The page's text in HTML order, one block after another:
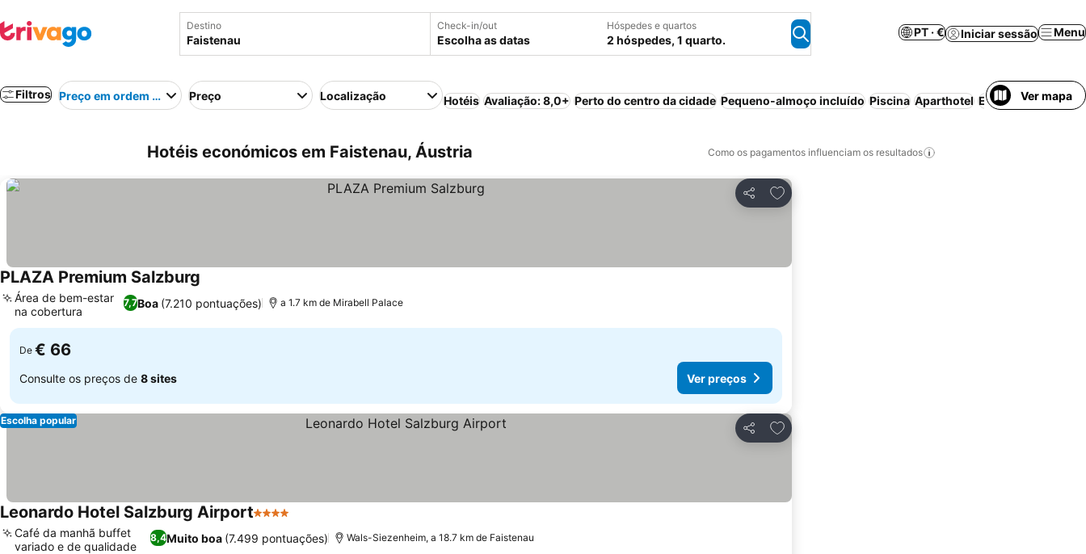
Destino Check-in/out
Escolha as datas
Hóspedes e quartos
2 hóspedes, 1 quarto.
PT · € Iniciar sessão Menu
Filtros Preço em ordem crescentePreço Localização Hotéis Avaliação: 8,0+ Perto do centro da cidade Pequeno-almoço incluído Piscina Aparthotel Estacionamento
Ver mapa
Hotéis económicos em Faistenau, Áustria Como os pagamentos influenciam os resultados
Partilhar
Adicionar aos favoritos
PLAZA Premium Salzburg
7,7Boa (7.210 pontuações)
Área de bem-estar
na cobertura
a 1.7 km de Mirabell Palace
De € 66
Consulte os preços de 8 sites Ver preços
Partilhar
Adicionar aos favoritos
Escolha popular
Leonardo Hotel Salzburg Airport4 Estrelas
8,4Muito boa (7.499 pontuações)
Café da manhã buffet
variado e de qualidade
Wals-Siezenheim, a 18.7 km de Faistenau